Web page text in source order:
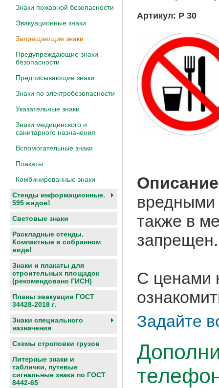
Знаки пожарной безопасности
Эвакуационные знаки
Запрещающие знаки
Предупреждающие знаки
безопасности
Предписывающие знаки
Знаки по электробезопасности
Указательные знаки
Знаки медицинского и
санитарного назначения
Вспомогательные знаки
Плакаты
Комбинированные знаки
Стенды информационные.
595 видов!
Световые знаки
Раскладные стенды.
Компактные в собранном
виде!
Знаки и плакаты для
строительных площадок
(рекомендовано ГИСН)
Планы эвакуации ГОСТ
34428-2018 г.
Знаки специального
назначения
Схемы строповки грузов
Литерные знаки и
таблички, путевые
сигнальные знаки по ГОСТ
8442-65
Артикул: P 30
вредными
также в
запрещен.
С ценами
Задайте